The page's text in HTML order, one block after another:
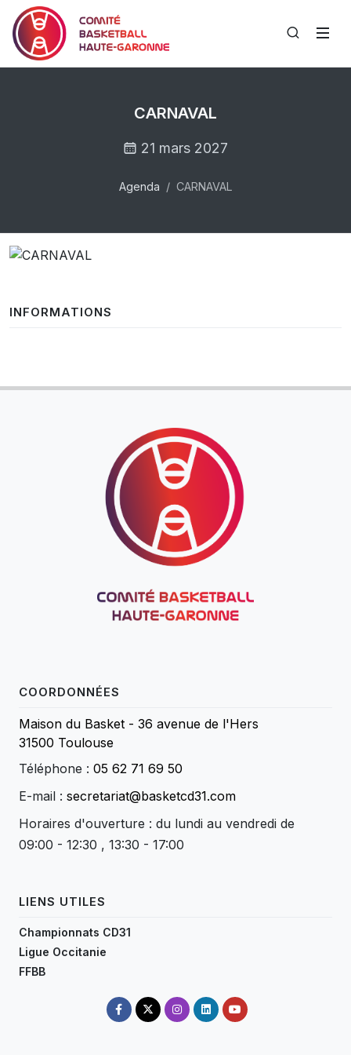
CARNAVAL
21 mars 2027
Agenda CARNAVAL
INFORMATIONS
COORDONNÉES
Maison du Basket - 36 avenue de l'Hers
31500 Toulouse
Téléphone : 05 62 71 69 50
E-mail : secretariat@basketcd31.com
Horaires d'ouverture : du lundi au vendredi de
09:00 - 12:30 , 13:30 - 17:00
LIENS UTILES
Championnats CD31
Ligue Occitanie
FFBB